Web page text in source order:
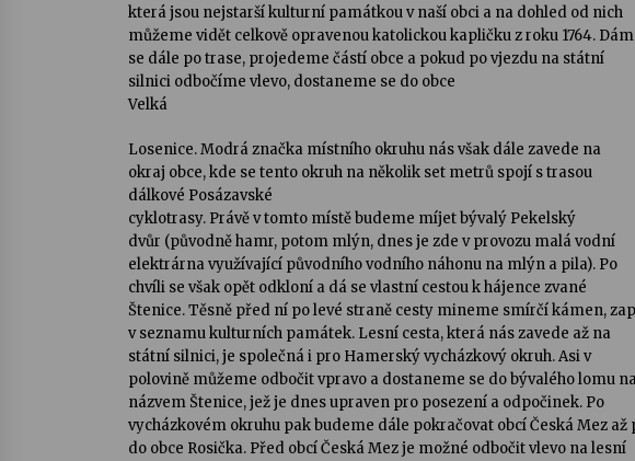
která jsou nejstarší kulturní památkou v naší obci a na dohled od nich
můžeme vidět celkově opravenou katolickou kapličku z roku 1764.
se dále po trase, projedeme částí obce a pokud po vjezdu na státní
silnici odbočíme vlevo, dostaneme se do obce
Velká
Losenice. Modrá značka místního okruhu nás však dále zavede na
okraj obce, kde se tento okruh na několik set metrů spojí s trasou
dálkové Posázavské
cyklotrasy. Právě v tomto místě budeme míjet bývalý Pekelský
dvůr (původně hamr, potom mlýn, dnes je zde v provozu malá vodní
elektrárna využívající původního vodního náhonu na mlýn a pila). Po
chvíli se však opět odkloní a dá se vlastní cestou k hájence zvané
Štenice. Těsně před ní po levé straně cesty mineme smírčí kámen,
v seznamu kulturních památek. Lesní cesta, která nás zavede až na
státní silnici, je společná i pro Hamerský vycházkový okruh. Asi v
polovině můžeme odbočit vpravo a dostaneme se do bývalého lomu
názvem Štenice, jež je dnes upraven pro posezení a odpočinek. Po
vycházkovém okruhu pak budeme dále pokračovat obcí Česká Mez
do obce Rosička. Před obcí Česká Mez je možné odbočit vlevo na lesní